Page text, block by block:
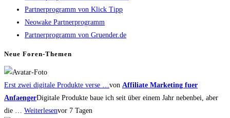
to
close
the
search
Partnerprogramm von Klick Tipp
Neowake Partnerprogramm
Partnerprogramm von Gruender.de
Neue Foren-Themen
Erst zwei digitale Produkte verse … von Affiliate Marketing fuer
AnfaengerDigitale Produkte baue ich seit über einem Jahr nebenbei, aber
die … Weiterlesenvor 7 Tagen